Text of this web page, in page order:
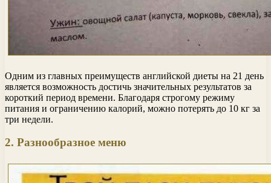
Одним из главных преимуществ английской диеты на 21 день
является возможность достичь значительных результатов за
короткий период времени. Благодаря строгому режиму
питания и ограничению калорий, можно потерять до 10 кг за
три недели.
2. Разнообразное меню